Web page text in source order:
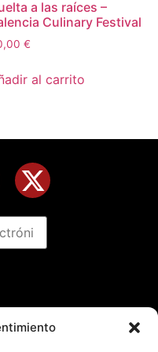
a las raíces –
Culinary Festival
€
al carrito